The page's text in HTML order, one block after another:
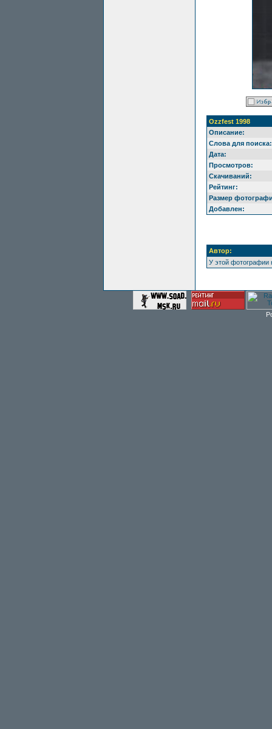
Ozzfest 1998
Описание:
Слова для поиска:
Дата:
Просмотров:
Скачиваний:
Рейтинг:
Размер
Добавлен:
Автор:
У этой фотографии